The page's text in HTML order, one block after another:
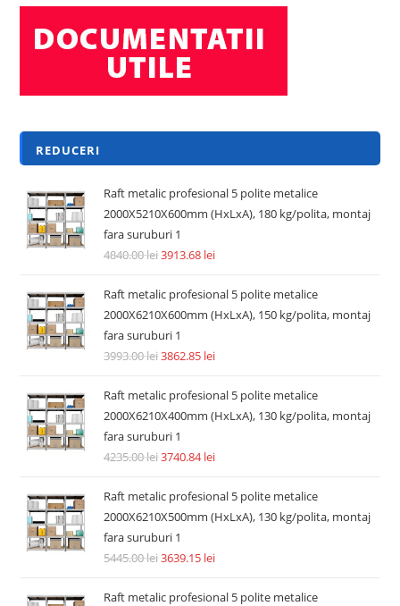
REDUCERI
Raft metalic profesional 5 polite metalice
2000X5210X600mm (HxLxA), 180 kg/polita, montaj
fara suruburi 1
4840.00lei3913.68 lei
Raft metalic profesional 5 polite metalice
2000X6210X600mm (HxLxA), 150 kg/polita, montaj
fara suruburi 1
3993.00lei3862.85 lei
Raft metalic profesional 5 polite metalice
2000X6210X400mm (HxLxA), 130 kg/polita, montaj
fara suruburi 1
4235.00lei3740.84lei
Raft metalic profesional 5 polite metalice
2000X6210X500mm (HxLxA), 130 kg/polita, montaj
fara suruburi 1
5445.00lei3639.15 lei
Raft metalic profesional 5 polite metalice